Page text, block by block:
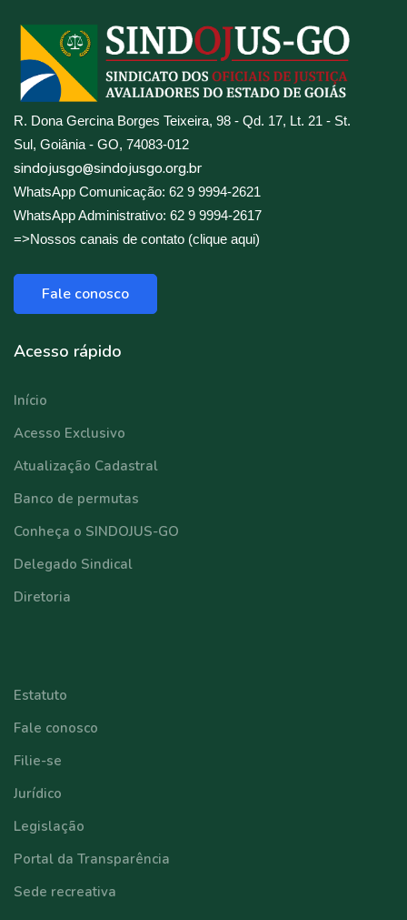
R. Dona Gercina Borges Teixeira, 98 - Qd. 17, Lt. 21 - St.
Sul, Goiânia - GO, 74083-012
sindojusgo@sindojusgo.org.br
WhatsApp Comunicação: 62 9 9994-2621
WhatsApp Administrativo: 62 9 9994-2617
=>Nossos canais de contato (clique aqui)
Fale conosco
Acesso rápido
Início
Acesso Exclusivo
Atualização Cadastral
Banco de permutas
Conheça o SINDOJUS-GO
Delegado Sindical
Diretoria
Estatuto
Fale conosco
Filie-se
Jurídico
Legislação
Portal da Transparência
Sede recreativa